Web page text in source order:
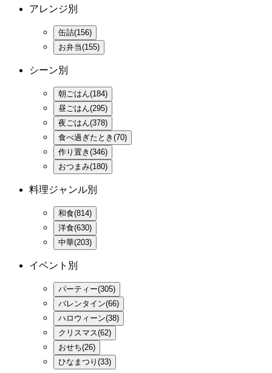
アレンジ別
缶詰(156)
お弁当(155)
シーン別
朝ごはん(184)
昼ごはん(295)
夜ごはん(378)
食べ過ぎたとき(70)
作り置き(346)
おつまみ(180)
料理ジャンル別
和食(814)
洋食(630)
中華(203)
イベント別
パーティー(305)
バレンタイン(66)
ハロウィーン(38)
クリスマス(62)
おせち(26)
ひなまつり(33)